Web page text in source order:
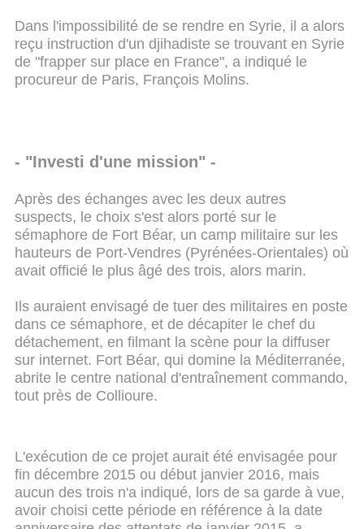
Dans l'impossibilité de se rendre en Syrie, il a alors
reçu instruction d'un djihadiste se trouvant en Syrie
de "frapper sur place en France", a indiqué le
procureur de Paris, François Molins.
- "Investi d'une mission" -
Après des échanges avec les deux autres
suspects, le choix s'est alors porté sur le
sémaphore de Fort Béar, un camp militaire sur les
hauteurs de Port-Vendres (Pyrénées-Orientales) où
avait officié le plus âgé des trois, alors marin.
Ils auraient envisagé de tuer des militaires en poste
dans ce sémaphore, et de décapiter le chef du
détachement, en filmant la scène pour la diffuser
sur internet. Fort Béar, qui domine la Méditerranée,
abrite le centre national d'entraînement commando,
tout près de Collioure.
L'exécution de ce projet aurait été envisagée pour
fin décembre 2015 ou début janvier 2016, mais
aucun des trois n'a indiqué, lors de sa garde à vue,
avoir choisi cette période en référence à la date